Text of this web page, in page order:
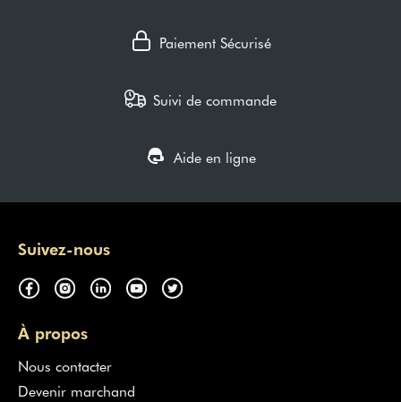
Paiement Sécurisé
Suivi de commande
Aide en ligne
Suivez-nous
À propos
Nous contacter
Devenir marchand